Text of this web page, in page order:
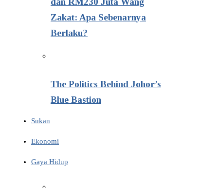
Zakat: Apa Sebenarnya
Berlaku?
The Politics Behind Johor’s
Blue Bastion
Sukan
Ekonomi
Gaya Hidup